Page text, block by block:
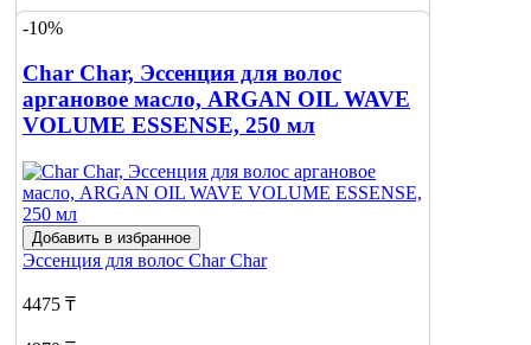
Сообщить
-10%
Char Char, Эссенция для волос
аргановое масло, ARGAN OIL WAVE
VOLUME ESSENSE, 250 мл
Добавить в избранное
Эссенция для волос Char Char
4475 ₸